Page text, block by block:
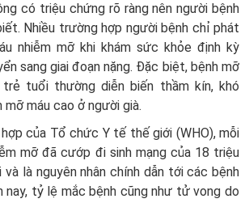
có triệu chứng rõ ràng nên người bệnh
Nhiều trường hợp người bệnh chỉ phát
nhiễm mỡ khi khám sức khỏe định kỳ
sang giai đoạn nặng. Đặc biệt, bệnh mỡ
tuổi thường diễn biến thầm kín, khó
mỡ máu cao ở người già.
của Tổ chức Y tế thế giới (WHO), mỗi
mỡ đã cướp đi sinh mạng của 18 triệu
là nguyên nhân chính dẫn tới các bệnh
nay, tỷ lệ mắc bệnh cũng như tử vong do